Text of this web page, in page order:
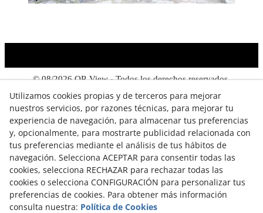
© 08/2026 QR View - Todos los derechos reservados.
Política de Privacitat
Política de Cookies
Utilizamos cookies propias y de terceros para mejorar
nuestros servicios, por razones técnicas, para mejorar tu
experiencia de navegación, para almacenar tus preferencias
y, opcionalmente, para mostrarte publicidad relacionada con
tus preferencias mediante el análisis de tus hábitos de
navegación. Selecciona ACEPTAR para consentir todas las
cookies, selecciona RECHAZAR para rechazar todas las
cookies o selecciona CONFIGURACIÓN para personalizar tus
preferencias de cookies. Para obtener más información
consulta nuestra: Política de Cookies